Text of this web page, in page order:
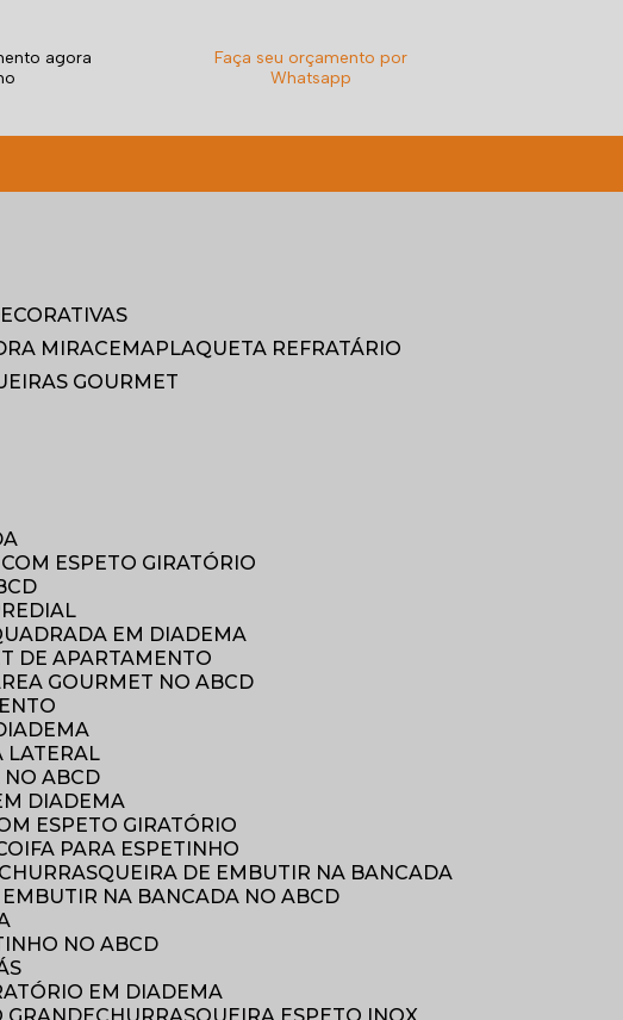
agora
Faça seu orçamento por
Whatsapp
MIRACEMA
PLAQUETA REFRATÁRIO
GOURMET
ESPETO GIRATÓRIO
EM DIADEMA
DE APARTAMENTO
GOURMET NO ABCD
LATERAL
NO ABCD
DIADEMA
ESPETO GIRATÓRIO
PARA ESPETINHO
CHURRASQUEIRA DE EMBUTIR NA BANCADA
EMBUTIR NA BANCADA NO ABCD
NO ABCD
EM DIADEMA